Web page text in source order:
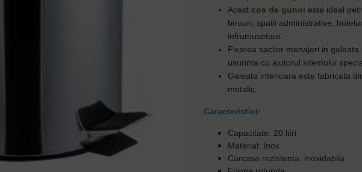
Acestcos de gunoi este ideal
birouri, spatii administrative,
infrumusetare.
Fixarea sacilor menajeri in
usurinta cu ajutorul sitemului
Galeata interioara este fabricata
metalic.
Caracteristici:
Capacitate: 20 litri
Material: Inox
Carcasa rezistenta, inoxidabila